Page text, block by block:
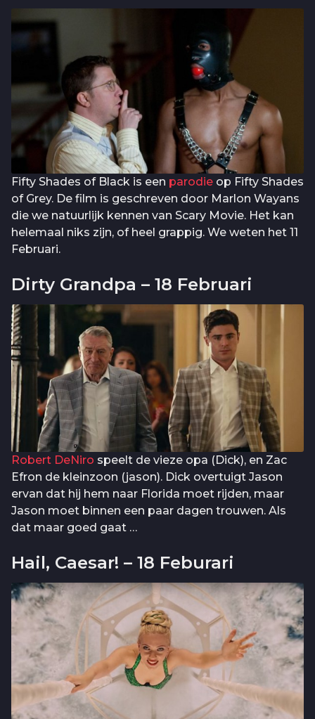
Fifty Shades of Black is een parodie op Fifty Shades
of Grey. De film is geschreven door Marlon Wayans
die we natuurlijk kennen van Scary Movie. Het kan
helemaal niks zijn, of heel grappig. We weten het 11
Februari.
Dirty Grandpa – 18 Februari
Robert DeNiro speelt de vieze opa (Dick), en Zac
Efron de kleinzoon (jason). Dick overtuigt Jason
ervan dat hij hem naar Florida moet rijden, maar
Jason moet binnen een paar dagen trouwen. Als
dat maar goed gaat …
Hail, Caesar! – 18 Feburari